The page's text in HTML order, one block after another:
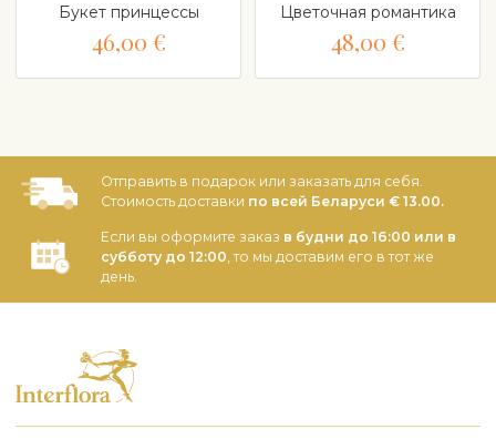
Букет принцессы
46,00 €
Цветочная романтика
48,00 €
Отправить в подарок или заказать для себя.
Стоимость доставки по всей Беларуси € 13.00.
Если вы оформите заказ в будни до 16:00 или в
субботу до 12:00, то мы доставим его в тот же
день.